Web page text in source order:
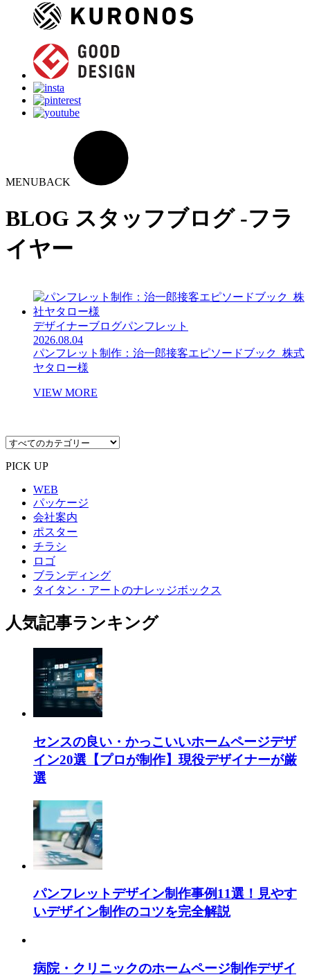
MENUBACK
BLOG スタッフブログ -フラ
イヤー
デザイナーブログパンフレット
2026.08.04
パンフレット制作：治一郎接客エピソードブック_株式
ヤタロー様
VIEW MORE
PICK UP
WEB
パッケージ
会社案内
ポスター
チラシ
ロゴ
ブランディング
タイタン・アートのナレッジボックス
人気記事ランキング
センスの良い・かっこいいホームページデザ
イン20選【プロが制作】現役デザイナーが厳
選
パンフレットデザイン制作事例11選！見やす
いデザイン制作のコツを完全解説
病院・クリニックのホームページ制作デザイ